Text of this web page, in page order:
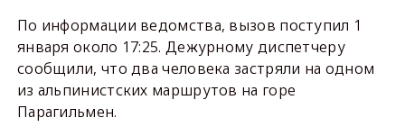
По информации ведомства, вызов поступил 1
января около 17:25. Дежурному диспетчеру
сообщили, что два человека застряли на одном
из альпинистских маршрутов на горе
Парагильмен.